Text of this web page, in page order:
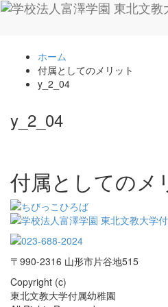
ホーム
付属としてのメリット
y_2_04
y_2_04
付属としてのメ
〒990-2316 山形市片谷地515
Copyright (c)
東北文教大学付属幼稚園